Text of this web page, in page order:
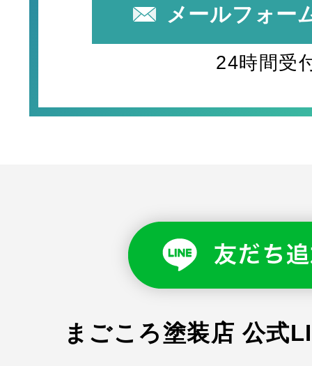
メールフォー
24時間受
まごころ塗装店 公式